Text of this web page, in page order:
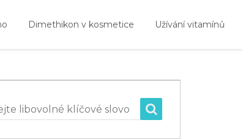
Dimethikon v kosmetice Užívání vitamínů
libovolné klíčové slovo